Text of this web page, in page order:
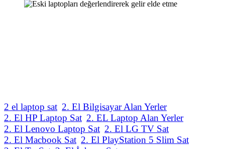
2 el laptop sat 2. El Bilgisayar Alan Yerler
2. El HP Laptop Sat 2. EL Laptop Alan Yerler
2. El Lenovo Laptop Sat 2. El LG TV Sat
2. El Macbook Sat 2. El PlayStation 5 Slim Sat